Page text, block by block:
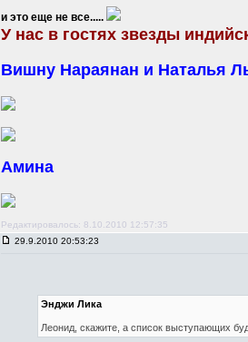
и это еще не все.....
У нас в гостях звезды
Вишну Нараянан и Наталья
Амина
Редактировалось: 8.10.2010 12:57:35
29.9.2010 20:53:23
Энджи Лика
Леонид, скажите, а список выступающих